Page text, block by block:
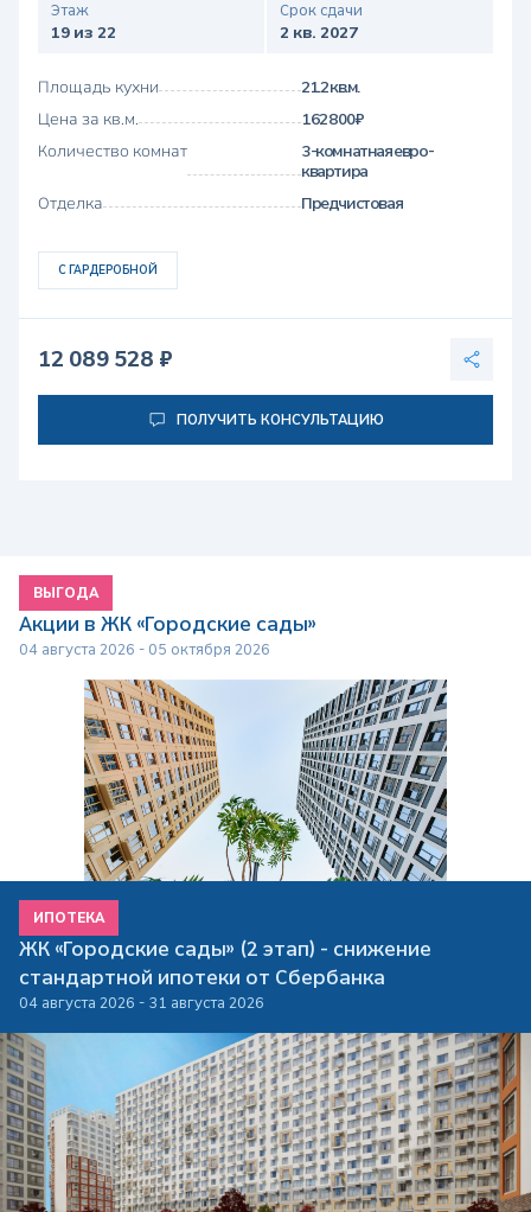
Этаж
19 из 22
Срок сдачи
2 кв. 2027
Площадь кухни
21.2 кв.м.
Цена за кв.м.
162 800 ₽
Количество комнат
3-комнатная евро-
квартира
Отделка
Предчистовая
С ГАРДЕРОБНОЙ
12 089 528 ₽
ПОЛУЧИТЬ КОНСУЛЬТАЦИЮ
ВЫГОДА
Акции в ЖК «Городские сады»
04 августа 2026 - 05 октября 2026
ИПОТЕКА
ЖК «Городские сады» (2 этап) - снижение
стандартной ипотеки от Сбербанка
04 августа 2026 - 31 августа 2026